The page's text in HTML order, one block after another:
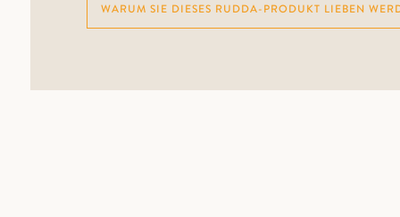
WARUM SIE DIESES RUDDA-PRODUKT LIEBEN